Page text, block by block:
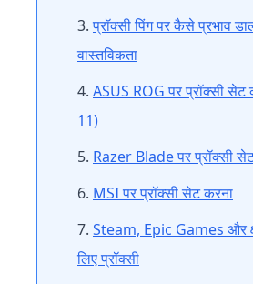
प्रॉक्सी पिंग पर कैसे प्रभाव
वास्तविकता
ASUS ROG पर प्रॉक्सी
11)
Razer Blade पर प्रॉक्सी
MSI पर प्रॉक्सी सेट करना
Steam, Epic Games और
लिए प्रॉक्सी